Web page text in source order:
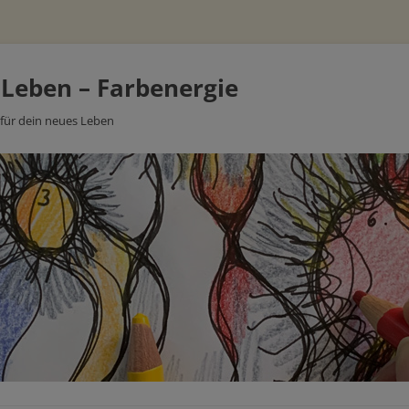
– Farbenergie
dein neues Leben